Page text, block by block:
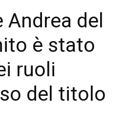
del
è stato
ruoli
del titolo